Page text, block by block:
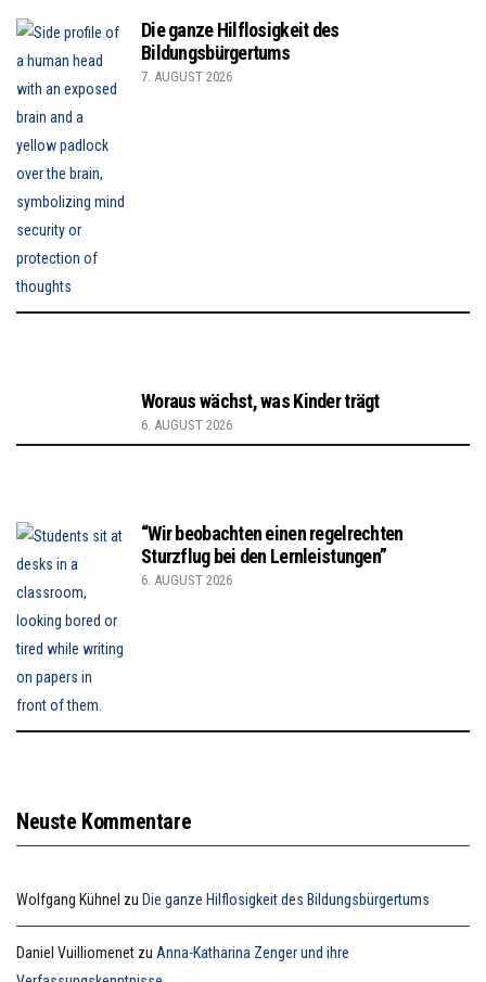
Die ganze Hilflosigkeit des
Bildungsbürgertums
7. AUGUST 2026
Woraus wächst, was Kinder trägt
6. AUGUST 2026
“Wir beobachten einen regelrechten
Sturzflug bei den Lernleistungen”
6. AUGUST 2026
Neuste Kommentare
Wolfgang Kühnel zu Die ganze Hilflosigkeit des Bildungsbürgertums
Daniel Vuilliomenet zu Anna-Katharina Zenger und ihre